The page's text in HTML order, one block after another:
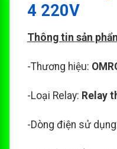
4 220V
Thông tin sản
-Thương hiệu:
-Loại Relay: Relay
-Dòng điện sử